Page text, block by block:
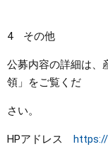
4 その他
公募内容の詳細は、
領」をご覧くだ
さい。
HPアドレス